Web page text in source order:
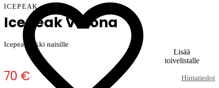
Lisää
toivelistalle
ICEPEAK
Icepeak Verona
Icepeak takki naisille
70 € Hintatiedot